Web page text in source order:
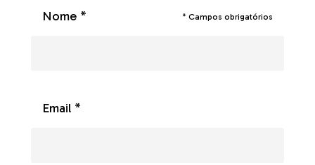
Nome * * Campos obrigatórios
Email *